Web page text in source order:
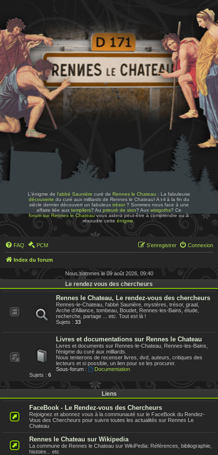
L'énigme de l'abbé Saunière curé de Rennes le Chateau : La fabuleuse
découverte du curé aux milliards de Rennes le Chateau! A t-il à la fin du
siècle dernier découvert un fabuleux trésor? Sommes nous face à une
affaire liée aux templiers? Au prieuré de sion? Aux wisigoths? Ce
forum sur Rennes le Chateauvous aidera peut-être à comprendre ou à
résoudre cetteénigme
FAQ PCM Connexion
S’enregistrer
Index du forum
Nous sommes le 09 août 2026, 09:40
Le rendez vous des chercheurs
Rennes le Chateau, Le rendez-vous des chercheurs
Rennes-le-Chateau, l'abbé Saunière, mystères, trésor, graal,
Arche d'Alliance, tombeau, Boudet, Rennes-les-Bains, étude,
recherche, partage ... etc. Tout est là !
Sujets : 33
Livres et documentations sur Rennes le Chateau
Livres et documents sur Rennes-le-Chateau, Rennes-les-Bains,
l'énigme du curé aux milliards.
Nous tenterons de recenser livres, dvd, auteurs, critiques des
lecteurs et si possible, un lien pour se les procurer.
Sous-forum :
Documentation
Sujets : 6
Liens
FaceBook - Le Rendez-vous des Chercheurs
Rejoignez et abonnez vous à la communauté sur le FaceBook du Rendez-
Vous des Chercheurs pour suivre toutes les actualités sur Rennes Le
Chateau
Rennes le Chateau sur Wikipedia
La commune de Rennes le Chateau sur WikiPedia: Références, bibliographie,
histoire... etc